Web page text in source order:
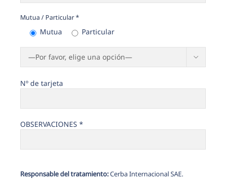
Mutua / Particular *
Mutua Particular

Nº de tarjeta
OBSERVACIONES *
Responsable del tratamiento:Cerba Internacional SAE.